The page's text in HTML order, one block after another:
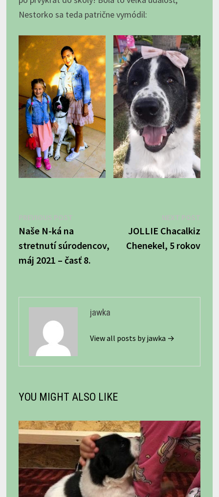
Nestorko sa teda patrične vymódil:
v
článku
post:
Naše N-ká na
stretnutí súrodencov,
máj 2021 – časť 8.
JOLLIE Chacalkiz
Chenekel, 5 rokov
jawka
View all posts by jawka →
YOU MIGHT ALSO LIKE